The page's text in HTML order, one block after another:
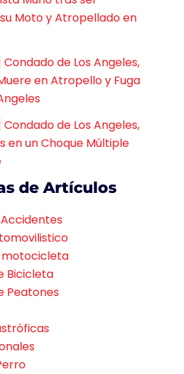
Moto y Atropellado en
de Los Angeles,
en Atropello y Fuga
de Los Angeles,
en un Choque Múltiple
de Artículos
Bicicleta
Peatones